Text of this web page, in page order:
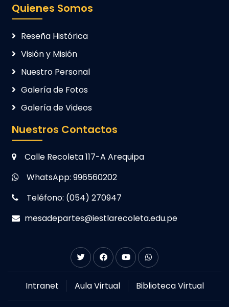
Nuestros Contactos
Calle Recoleta 117-A Arequipa
WhatsApp: 996560202
Teléfono: (054) 270947
mesadepartes@iestlarecoleta.edu.pe
Quienes Somos
Reseña Histórica
Visión y Misión
Nuestro Personal
Galería de Fotos
Galería de Videos
Intranet Aula Virtual Biblioteca Virtual